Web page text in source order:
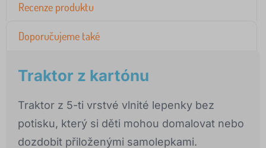
Recenze produktu
Doporučujeme také
Traktor z kartónu
Traktor z 5-ti vrstvé vlnité lepenky bez
potisku, který si děti mohou domalovat nebo
dozdobit přiloženými samolepkami.